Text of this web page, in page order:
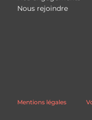
Nous rejoindre
Mentions légales